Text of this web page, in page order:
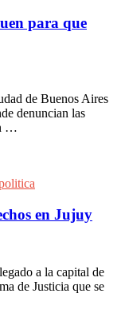
para que
de Buenos Aires
denuncian las
…
en Jujuy
a la capital de
de Justicia que se